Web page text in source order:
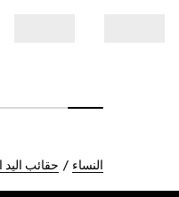
النساء حقائب اليد